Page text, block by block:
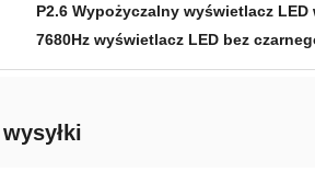
P2.6 Wypożyczalny wyświetlacz
7680Hz wyświetlacz LED bez